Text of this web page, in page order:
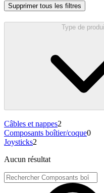
Supprimer tous les filtres
Type de
Câbles et nappes2
Composants boîtier/coque0
Joysticks2
Aucun résultat